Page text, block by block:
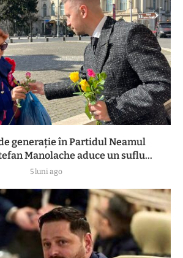
generație în Partidul Neamul
Manolache aduce un suflu...
5 luni ago